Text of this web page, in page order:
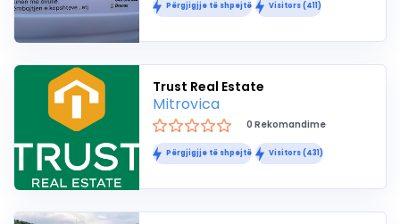
Përgjigjje të shpejtë Visitors (411)
Trust Real Estate
Mitrovica
0 Rekomandime
Përgjigjje të shpejtë Visitors (431)